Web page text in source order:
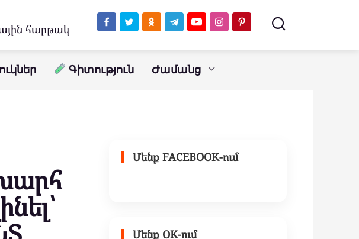
հարթակ
Գիտություն Ժամանց
Մենք FACEBOOK-ում
Մենք OK-ում
տրվում կարդալ
բոլորին